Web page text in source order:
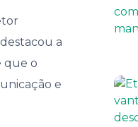
a
que o
e